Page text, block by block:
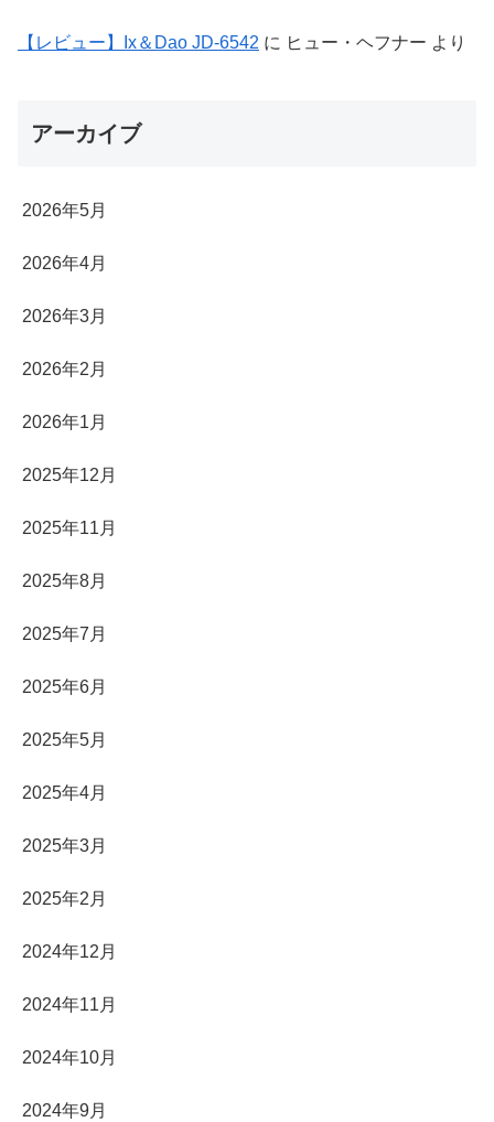
【レビュー】Ix＆Dao JD-6542 に ヒュー・ヘフナー より
アーカイブ
2026年5月
2026年4月
2026年3月
2026年2月
2026年1月
2025年12月
2025年11月
2025年8月
2025年7月
2025年6月
2025年5月
2025年4月
2025年3月
2025年2月
2024年12月
2024年11月
2024年10月
2024年9月